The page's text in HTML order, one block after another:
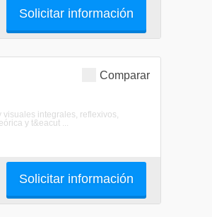
Solicitar información
Comparar
visuales integrales, reflexivos,
y t&eacut ...
Solicitar información